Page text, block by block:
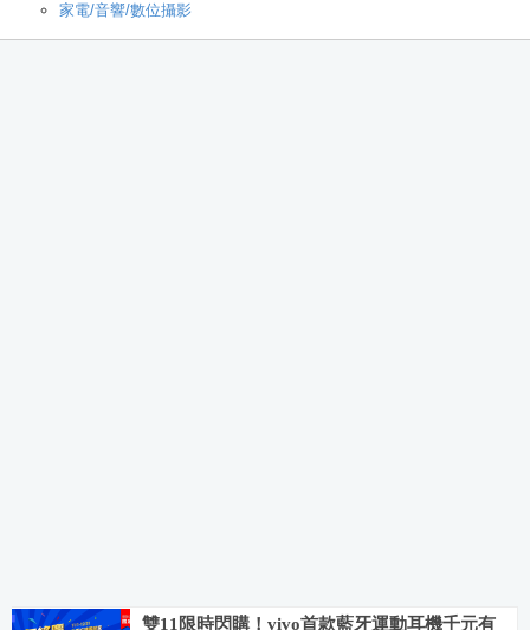
家電/音響/數位攝影
雙11限時閃購！vivo首款藍牙運動耳機千元有